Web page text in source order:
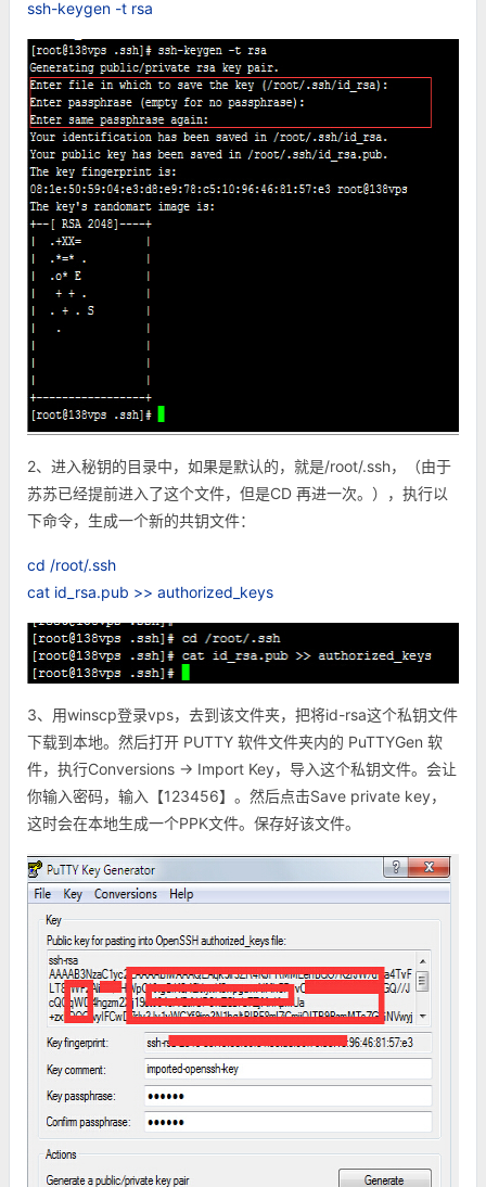
ssh-keygen -t rsa
2、进入秘钥的目录中，如果是默认的，就是/root/.ssh，（由于
苏苏已经提前进入了这个文件，但是CD 再进一次。），执行以
下命令，生成一个新的共钥文件：
cd /root/.ssh
cat id_rsa.pub >> authorized_keys
3、用winscp登录vps，去到该文件夹，把将id-rsa这个私钥文件
下载到本地。然后打开 PUTTY 软件文件夹内的 PuTTYGen 软
件，执行Conversions -> Import Key，导入这个私钥文件。会让
你输入密码，输入【123456】。然后点击Save private key，
这时会在本地生成一个PPK文件。保存好该文件。